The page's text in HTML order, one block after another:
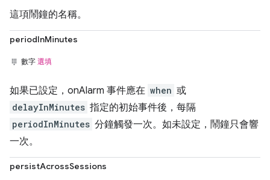
這項鬧鐘的名稱。
periodInMinutes
數字 選填
如果已設定，onAlarm 事件應在 when 或
delayInMinutes 指定的初始事件後，每隔
periodInMinutes 分鐘觸發一次。如未設定，鬧鐘只會響
一次。
persistAcrossSessions